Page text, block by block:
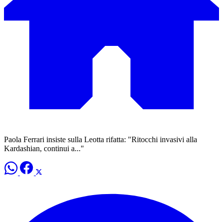
Paola Ferrari insiste sulla Leotta rifatta: "Ritocchi invasivi alla
Kardashian, continui a..."